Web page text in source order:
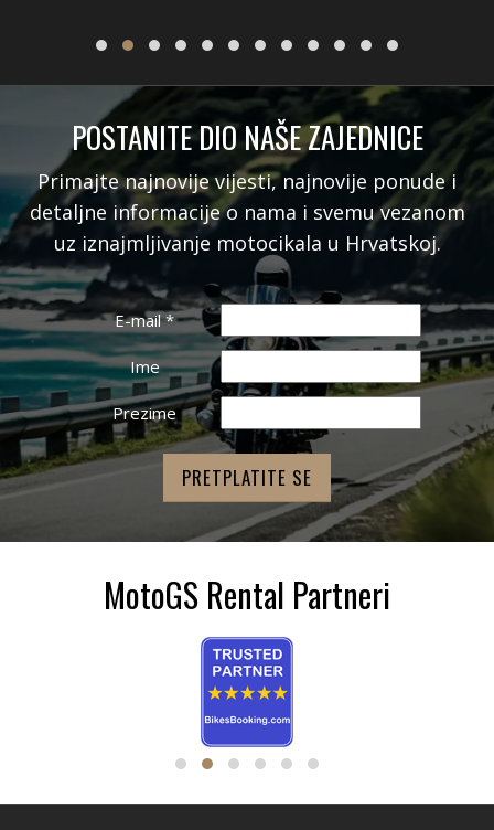
POSTANITE DIO NAŠE ZAJEDNICE
Primajte najnovije vijesti, najnovije ponude i
detaljne informacije o nama i svemu vezanom
uz iznajmljivanje motocikala u Hrvatskoj.
E-mail*
Ime
Prezime
MotoGS Rental Partneri